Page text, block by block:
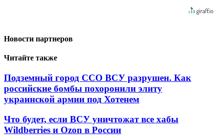
Новости партнеров
Читайте также
Подземный город ССО ВСУ разрушен. Как
российские бомбы похоронили элиту
украинской армии под Хотенем
Что будет, если ВСУ уничтожат все хабы
Wildberries и Ozon в России